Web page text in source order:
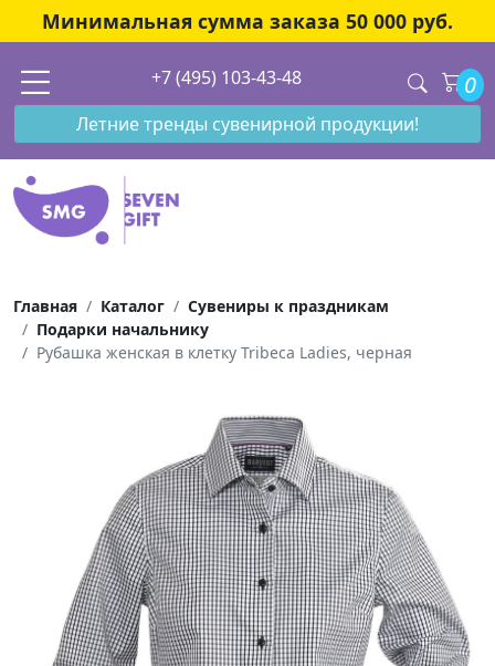
Минимальная сумма заказа 50 000 руб.
+7 (495) 103-43-48 0
Летние тренды сувенирной продукции!
Главная Каталог
Сувениры к праздникам
Подарки начальнику
Рубашка женская в клетку Tribeca Ladies, черная